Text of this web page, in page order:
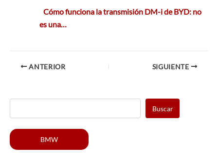
Cómo funciona la transmisión DM-i de BYD: no
es una…
ANTERIOR SIGUIENTE
Buscar
BMW